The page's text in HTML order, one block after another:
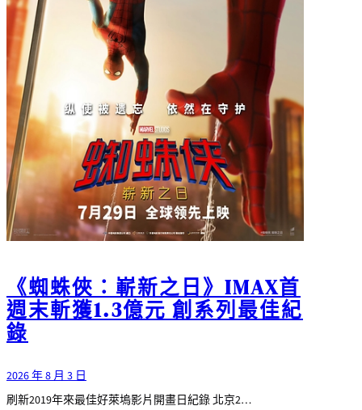
《蜘蛛俠：嶄新之日》IMAX首
週末斬獲1.3億元 創系列最佳紀
錄
2026 年 8 月 3 日
刷新2019年來最佳好萊塢影片開畫日紀錄 北京2…